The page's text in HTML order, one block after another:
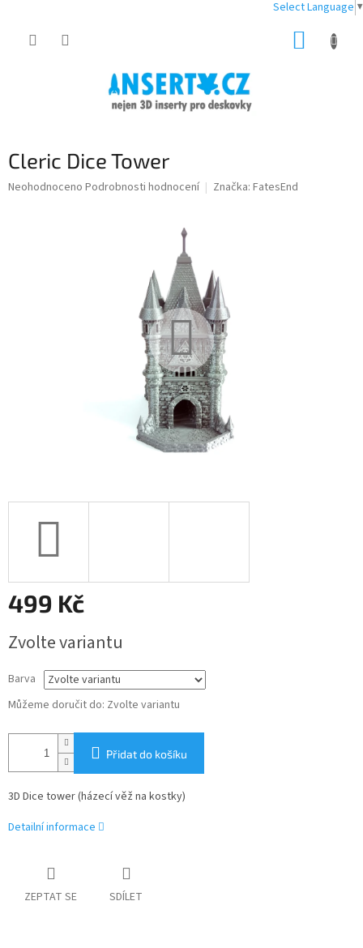
Select Language ▼
Cleric Dice Tower
Průměrné
Neohodnoceno Podrobnosti hodnocení Značka: FatesEnd
499 Kč
cena:
Zvolte variantu
Barva
Můžeme doručit do: Zvolte variantu
Přidat do košíku
3D Dice tower (házecí věž na kostky)
Detailní informace
ZEPTAT SE SDÍLET